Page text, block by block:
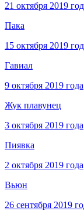
21 октября 2019
Пака
15 октября 2019
Гавиал
9 октября 2019 года
Жук плавунец
3 октября 2019 года
Пиявка
2 октября 2019 года
Вьюн
26 сентября 2019